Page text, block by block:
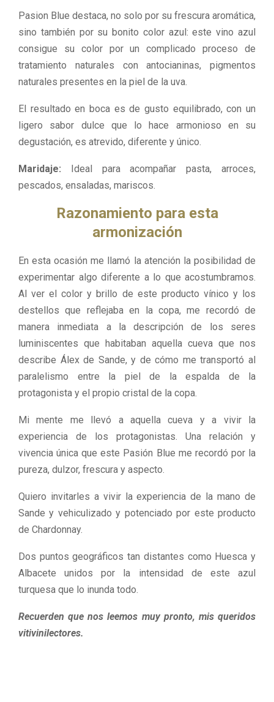
Pasion Blue destaca, no solo por su frescura aromática,
sino también por su bonito color azul: este vino azul
consigue su color por un complicado proceso de
tratamiento naturales con antocianinas, pigmentos
naturales presentes en la piel de la uva.
El resultado en boca es de gusto equilibrado, con un
ligero sabor dulce que lo hace armonioso en su
degustación, es atrevido, diferente y único.
Maridaje: Ideal para acompañar pasta, arroces,
pescados, ensaladas, mariscos.
Razonamiento para esta
armonización
En esta ocasión me llamó la atención la posibilidad de
experimentar algo diferente a lo que acostumbramos.
Al ver el color y brillo de este producto vínico y los
destellos que reflejaba en la copa, me recordó de
manera inmediata a la descripción de los seres
luminiscentes que habitaban aquella cueva que nos
describe Álex de Sande, y de cómo me transportó al
paralelismo entre la piel de la espalda de la
protagonista y el propio cristal de la copa.
Mi mente me llevó a aquella cueva y a vivir la
experiencia de los protagonistas. Una relación y
vivencia única que este Pasión Blue me recordó por la
pureza, dulzor, frescura y aspecto.
Quiero invitarles a vivir la experiencia de la mano de
Sande y vehiculizado y potenciado por este producto
de Chardonnay.
Dos puntos geográficos tan distantes como Huesca y
Albacete unidos por la intensidad de este azul
turquesa que lo inunda todo.
Recuerden que nos leemos muy pronto, mis queridos
vitivinilectores.